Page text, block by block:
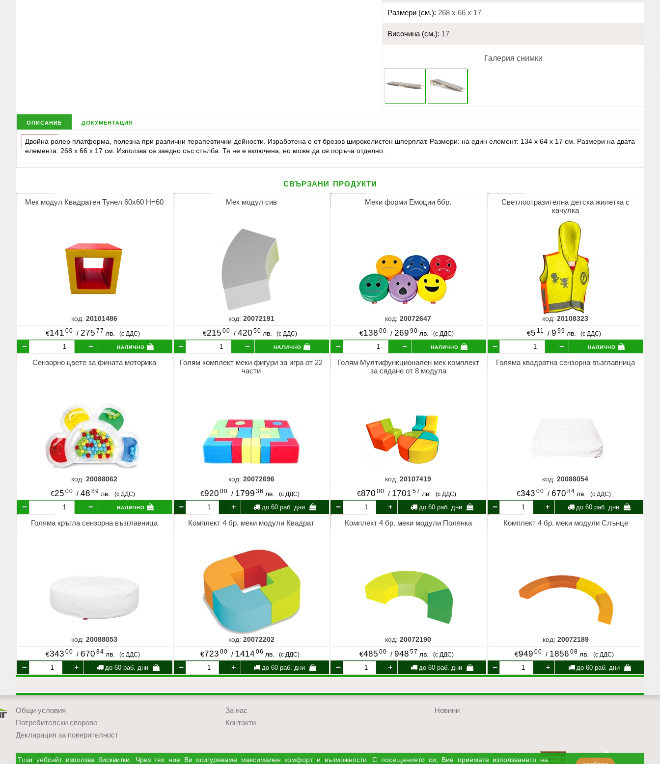
Размери (см.): 268 х 66 х 17
Височина (см.): 17
Галерия снимки
описание документация
Двойна ролер платформа, полезна при различни терапевтични дейности. Изработена е от брезов широколистен шперплат. Размери: на един елемент: 134 х 64 х 17 см. Размери на двата
елемента: 268 х 66 х 17 см. Използва се заедно със стълба. Тя не е включена, но може да се поръча отделно.
свързани продукти
Мек модул Квадратен Тунел 60х60 Н=60
код:20101486
€141 00 / 275 77 лв. (с ДДС)
налично
Мек модул сив
код: 20072191
€215 00 / 420 50 лв. (с ДДС)
налично
Меки форми Емоции 6бр.
код:20072647
€138 00 / 269 90 лв. (с ДДС)
налично
Светлоотразителна детска жилетка с
качулка
код:20108323
€5 11 / 9 99 лв. (с ДДС)
налично
Сензорно цвете за фината моторика
код:20088062
€25 00 /48 89 лв. (с ДДС)
налично
Голям комплект меки фигури за игра от 22
части
код: 20072696
€920 00 / 1799 36 лв. (с ДДС)
до 60 раб. дни
Голям Мултифункционален мек комплект
за сядане от 8 модула
код:20107419
€870 00 / 1701 57 лв. (с ДДС)
до 60 раб. дни
Голяма квадратна сензорна възглавница
код:20088054
€343 00 /670 84 лв. (с ДДС)
до 60 раб. дни
Голяма кръгла сензорна възглавница
код:20088053
€343 00 /670 84 лв. (с ДДС)
до 60 раб. дни
Комплект 4 бр. меки модули Квадрат
код: 20072202
€723 00 / 1414 06 лв. (с ДДС)
до 60 раб. дни
Комплект 4 бр. меки модули Полянка
код:20072190
€485 00 /948 57 лв. (с ДДС)
до 60 раб. дни
Комплект 4 бр. меки модули Слънце
код: 20072189
€949 00 / 1856 08 лв. (с ДДС)
до 60 раб. дни
Общи условия
Потребителски спорове
Декларация за поверителност
За нас
Контакти
Новини
УЧМАГКошница
Профил © 2018 - 2026 УЧМАГ ООД. Всички права запазени.
Този уебсайт използва бисквитки. Чрез тях ние Ви осигуряваме максимален комфорт и възможности. С посещението си, Вие приемате използването на